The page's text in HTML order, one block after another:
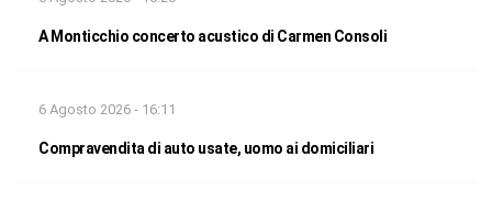
A Monticchio concerto acustico di Carmen Consoli
6 Agosto 2026 - 16:11
Compravendita di auto usate, uomo ai domiciliari